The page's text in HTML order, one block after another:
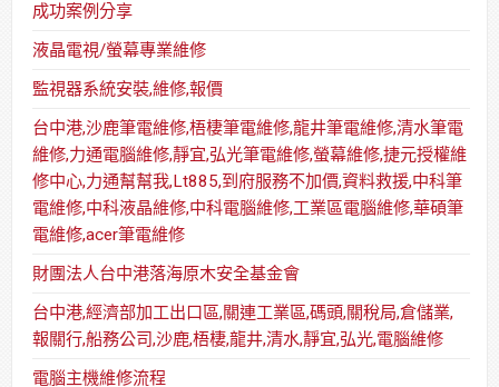
成功案例分享
液晶電視/螢幕專業維修
監視器系統安裝,維修,報價
台中港,沙鹿筆電維修,梧棲筆電維修,龍井筆電維修,清水筆電
維修,力通電腦維修,靜宜,弘光筆電維修,螢幕維修,捷元授權維
修中心,力通幫幫我,Lt885,到府服務不加價,資料救援,中科筆
電維修,中科液晶維修,中科電腦維修,工業區電腦維修,華碩筆
電維修,acer筆電維修
財團法人台中港落海原木安全基金會
台中港,經濟部加工出口區,關連工業區,碼頭,關稅局,倉儲業,
報關行,船務公司,沙鹿,梧棲,龍井,清水,靜宜,弘光,電腦維修
電腦主機維修流程